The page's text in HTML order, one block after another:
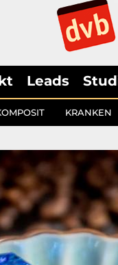
Leads
KRANKEN